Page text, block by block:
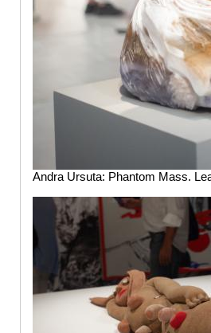
Andra Ursuta: Phantom Mass.